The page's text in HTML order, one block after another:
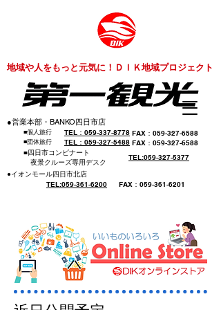
​地域や人をもっと元気に！ＤＩＫ地域プロジェクト
​FAX：059-327-6588
​FAX：059-327-6588
​TEL：059-337-8778
​■個人旅行
​TEL：059-327-5488
​■団体旅行
​■四日市コンビナート
​ 夜景クルーズ専用デスク
​TEL:059-327-5377
​●営業本部・BANKO四日市店
​●イオンモール四日市北店
​TEL:059-361-6200 ​FAX：059-361-6201